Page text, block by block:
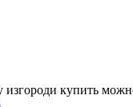
купить